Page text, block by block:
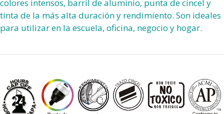
colores intensos, barril de aluminio, punta de cincel y
tinta de la más alta duración y rendimiento. Son ideales
para utilizar en la escuela, oficina, negocio y hogar.